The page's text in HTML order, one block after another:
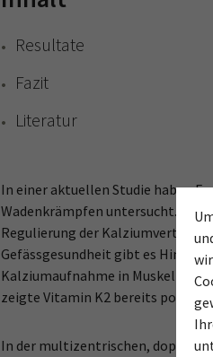
Resultate
Fazit
Literatur
In einer aktuellen Studie haben
Wadenkrämpfen untersucht. Es
Regulierung der
Gefässgesundheit gibt es
Kalziumaufnahme in
zeigte Vitamin K2 bereits positive
In der multizentrischen,